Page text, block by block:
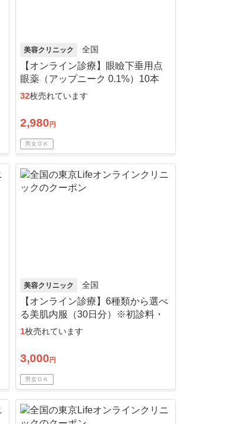
美容クリニック 全国
【オンライン診療】眼瞼下垂用点
眼薬（アップニーク 0.1%）10本
（10日分）※初診料・送料込／リ
32枚売れています
2,980 円
男女ＯＫ
美容クリニック 全国
【オンライン診療】6種類から選べ
る美肌内服（30日分）※初診料・
送料込／リピート可
1枚売れています
3,000 円
男女ＯＫ